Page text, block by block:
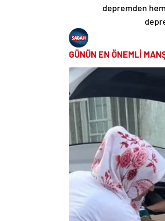
depremden
GÜNÜN EN ÖNEMLİ